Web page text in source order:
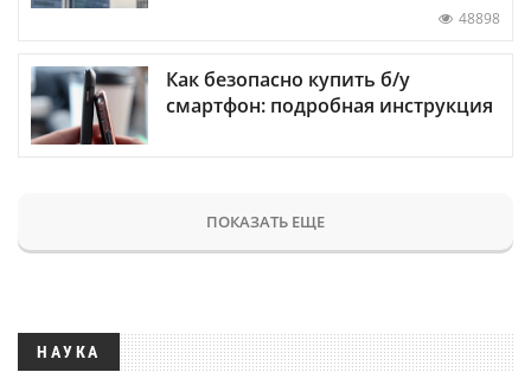
48898
Как безопасно купить б/у
смартфон: подробная инструкция
ПОКАЗАТЬ ЕЩЕ
НАУКА